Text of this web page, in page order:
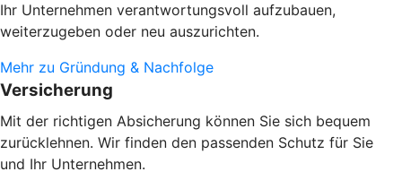
Ihr Unternehmen verantwortungsvoll aufzubauen,
weiterzugeben oder neu auszurichten.
Mehr zu Gründung & Nachfolge
Versicherung
Mit der richtigen Absicherung können Sie sich bequem
zurücklehnen. Wir finden den passenden Schutz für Sie
und Ihr Unternehmen.